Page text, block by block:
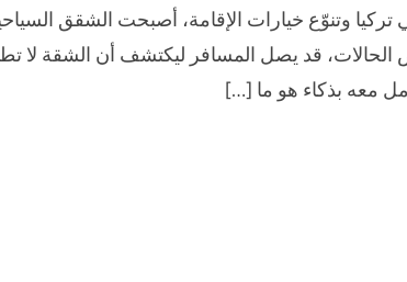
وتنوّع خيارات الإقامة، أصبحت الشقق
قد يصل المسافر ليكتشف أن الشقة لا
معه بذكاء هو ما […]